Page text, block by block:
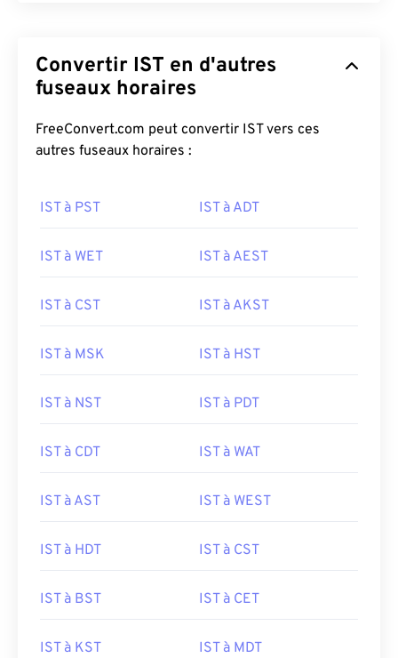
Convertir IST en d'autres
fuseaux horaires
FreeConvert.com peut convertir IST vers ces
autres fuseaux horaires :
IST à PST IST à ADT
IST à WET IST à AEST
IST à CST IST à AKST
IST à MSK IST à HST
IST à NST IST à PDT
IST à CDT IST à WAT
IST à AST IST à WEST
IST à HDT IST à CST
IST à BST IST à CET
IST à KST IST à MDT